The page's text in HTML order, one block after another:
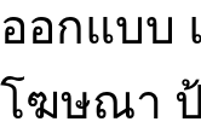
ออกแบบ
โฆษณา ป้